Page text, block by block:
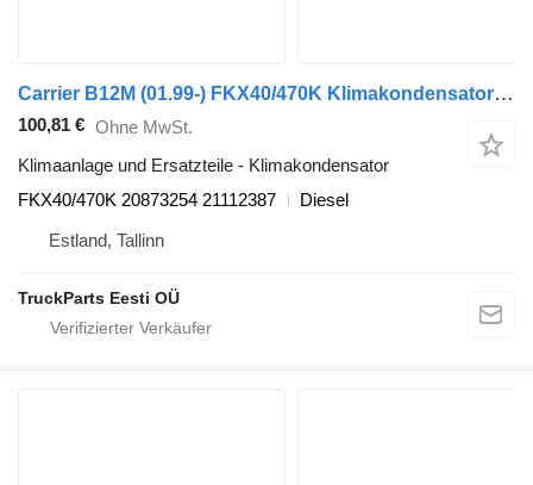
Carrier B12M (01.99-) FKX40/470K Klimakondensator für Volvo B6, B7, B9, B10, B12 bus (1978-2011)
100,81 € Ohne MwSt.
Klimaanlage und Ersatzteile - Klimakondensator
FKX40/470K 20873254 21112387
Diesel
Estland, Tallinn
TruckParts Eesti OÜ